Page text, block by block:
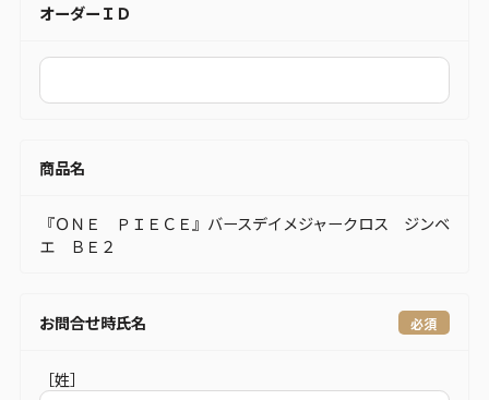
オーダーＩＤ
商品名
『ＯＮＥ ＰＩＥＣＥ』バースデイメジャークロス ジンベ
エ ＢＥ２
お問合せ時氏名
［姓］